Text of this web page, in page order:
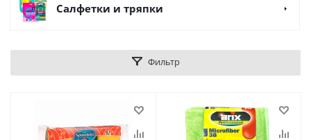
Салфетки и тряпки
Фильтр